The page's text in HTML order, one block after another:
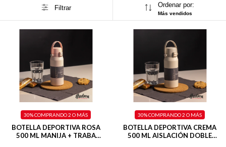
Filtrar Ordenar por:
Más vendidos
BOTELLA DEPORTIVA ROSA
500 ML MANIJA + TRABA
30%COMPRANDO 2 O MÁS
BOTELLA DEPORTIVA CREMA
500 ML AISLACIÓN DOBLE
30%COMPRANDO 2 O MÁS